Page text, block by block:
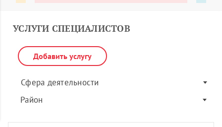
УСЛУГИ СПЕЦИАЛИСТОВ
Добавить услугу
Сфера деятельности
Район